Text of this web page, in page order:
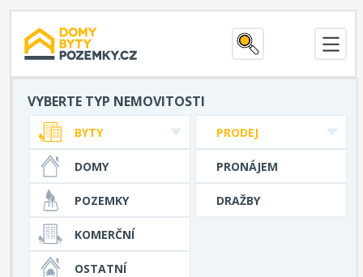
VYBERTE TYP NEMOVITOSTI
PRODEJ
PRONÁJEM
DRAŽBY
BYTY
DOMY
POZEMKY
KOMERČNÍ
OSTATNÍ